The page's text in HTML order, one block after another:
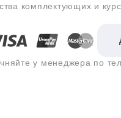
комплектующих и
у менеджера по